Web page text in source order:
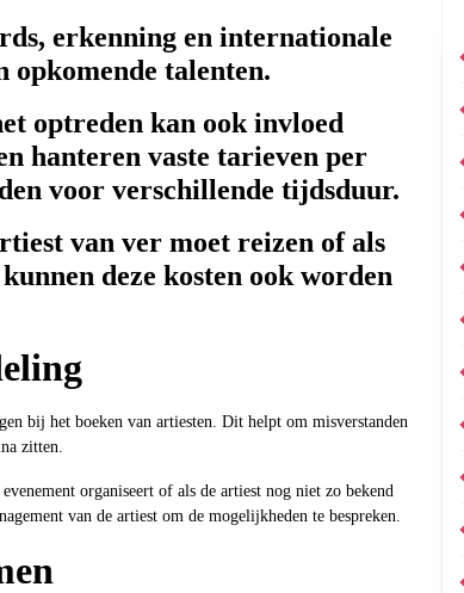
erkenning en internationale
opkomende talenten.
optreden kan ook invloed
hanteren vaste tarieven per
voor verschillende tijdsduur.
van ver moet reizen of als
deze kosten ook worden
bij het boeken van artiesten. Dit helpt om misverstanden
zitten.
organiseert of als de artiest nog niet zo bekend
van de artiest om de mogelijkheden te bespreken.